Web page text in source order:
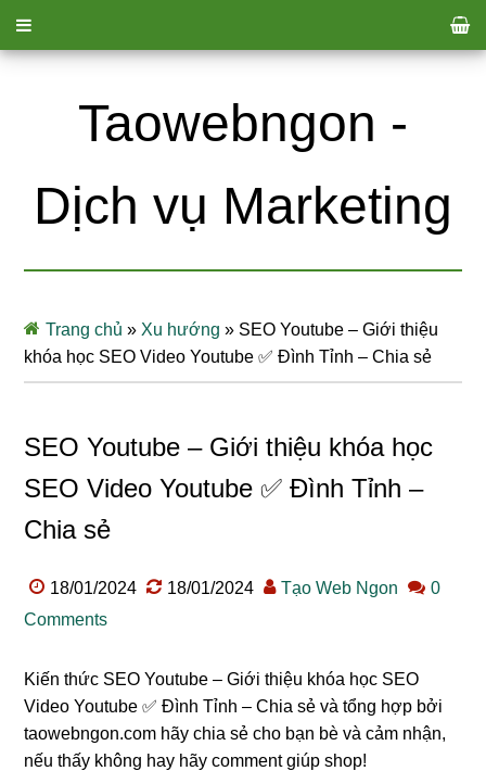
Taowebngon -
Dịch vụ Marketing
Trang chủ » Xu hướng » SEO Youtube – Giới thiệu
khóa học SEO Video Youtube ✅ Đình Tỉnh – Chia sẻ
SEO Youtube – Giới thiệu khóa học
SEO Video Youtube ✅ Đình Tỉnh –
Chia sẻ
18/01/2024 18/01/2024 Tạo Web Ngon
0
Comments
Kiến thức SEO Youtube – Giới thiệu khóa học SEO
Video Youtube ✅ Đình Tỉnh – Chia sẻ và tổng hợp bởi
taowebngon.com hãy chia sẻ cho bạn bè và cảm nhận,
nếu thấy không hay hãy comment giúp shop!